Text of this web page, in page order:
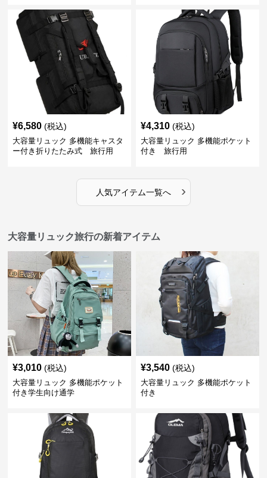
¥6,580 (税込)
大容量リュック 多機能キャスタ
ー付き折りたたみ式 旅行用
¥4,310 (税込)
大容量リュック 多機能ポケット
付き 旅行用
人気アイテム一覧へ ›
大容量リュック旅行の新着アイテム
¥3,010 (税込)
大容量リュック 多機能ポケット
付き学生向け通学
¥3,540 (税込)
大容量リュック 多機能ポケット
付き